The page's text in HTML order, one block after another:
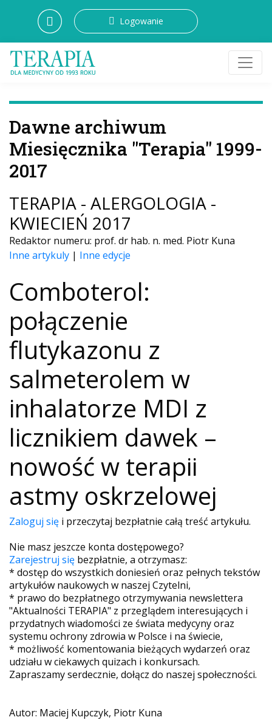
Logowanie
Dawne archiwum
Miesięcznika "Terapia" 1999-
2017
TERAPIA - ALERGOLOGIA -
KWIECIEŃ 2017
Redaktor numeru: prof. dr hab. n. med. Piotr Kuna
Inne artykuly | Inne edycje
Comboterol:
połączenie
flutykazonu z
salmeterolem w
inhalatorze MDI z
licznikiem dawek –
nowość w terapii
astmy oskrzelowej
Zaloguj się i przeczytaj bezpłatnie całą treść artykułu.
Nie masz jeszcze konta dostępowego?
Zarejestruj się bezpłatnie, a otrzymasz:
* dostęp do wszystkich doniesień oraz pełnych tekstów
artykułów naukowych w naszej Czytelni,
* prawo do bezpłatnego otrzymywania newslettera
"Aktualności TERAPIA" z przeglądem interesujących i
przydatnych wiadomości ze świata medycyny oraz
systemu ochrony zdrowia w Polsce i na świecie,
* możliwość komentowania bieżących wydarzeń oraz
udziału w ciekawych quizach i konkursach.
Zapraszamy serdecznie, dołącz do naszej społeczności.
Autor: Maciej Kupczyk, Piotr Kuna